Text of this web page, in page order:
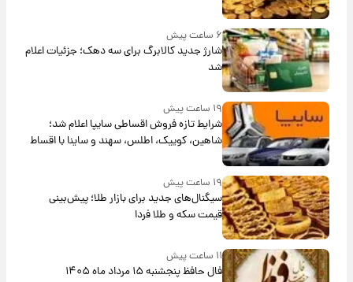
۶ ساعت پیش
شارژ جدید کالابرگ برای سه دهک؛ جزئیات اعلام
شد
۱۹ ساعت پیش
شرایط تازه فروش اقساطی سایپا اعلام شد؛
شاهین، کوییک، اطلس، سهند و ساینا با اقساط
بلندمدت + جدول
۱۹ ساعت پیش
سیگنال‌های جدید برای بازار طلا؛ پیش‌بینی
قیمت سکه و طلا فردا
۱۱ ساعت پیش
فال حافظ پنجشنبه ۱۵ مرداد ماه ۱۴۰۵